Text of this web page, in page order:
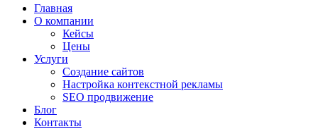
Главная
О компании
Кейсы
Цены
Услуги
Создание сайтов
Настройка контекстной рекламы
SEO продвижение
Блог
Контакты